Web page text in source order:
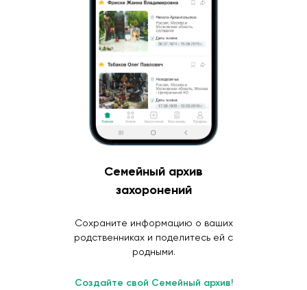
Семейный архив
захоронений
Сохраните информацию о ваших
родственниках и поделитесь ей с
родными.
Создайте свой Семейный архив!